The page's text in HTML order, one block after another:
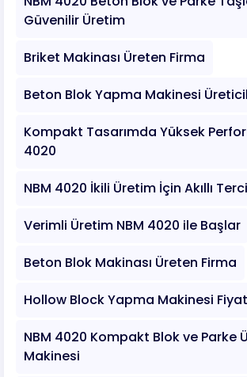
Güvenilir Üretim
Briket Makinası Üreten Firma
Beton Blok Yapma Makinesi
Kompakt Tasarımda Yüksek
4020
NBM 4020 İkili Üretim İçin Akıllı
Verimli Üretim NBM 4020 ile Başlar
Beton Blok Makinası Üreten Firma
Hollow Block Yapma Makinesi
NBM 4020 Kompakt Blok ve Parke
Makinesi